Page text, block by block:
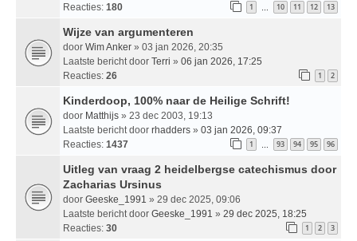
Reacties: 180 1 … 10 11 12 13
Wijze van argumenteren
door Wim Anker » 03 jan 2026, 20:35
Laatste bericht door Terri » 06 jan 2026, 17:25
Reacties: 26 1 2
Kinderdoop, 100% naar de Heilige Schrift!
door Matthijs » 23 dec 2003, 19:13
Laatste bericht door rhadders » 03 jan 2026, 09:37
Reacties: 1437 1 … 93 94 95 96
Uitleg van vraag 2 heidelbergse catechismus door
Zacharias Ursinus
door Geeske_1991 » 29 dec 2025, 09:06
Laatste bericht door Geeske_1991 » 29 dec 2025, 18:25
Reacties: 30 1 2 3